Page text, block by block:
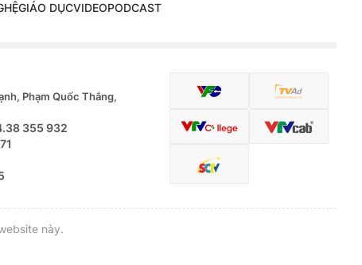
GIÁO DỤCVIDEOPODCAST
Phạm Quốc Thắng,
355 932
này.